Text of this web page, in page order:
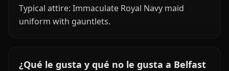
Typical attire: Immaculate Royal Navy maid
uniform with gauntlets.
¿Qué le gusta y qué no le gusta a Belfast